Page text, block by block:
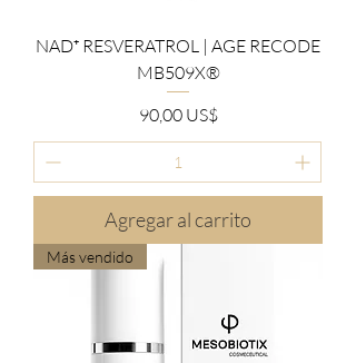
NAD⁺ RESVERATROL | AGE RECODE
MB509X®
Precio
90,00 US$
Agregar al carrito
Más vendido